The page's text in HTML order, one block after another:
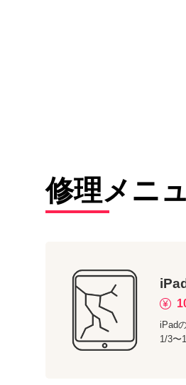
修理メニ
iPad
iPad
1/3〜